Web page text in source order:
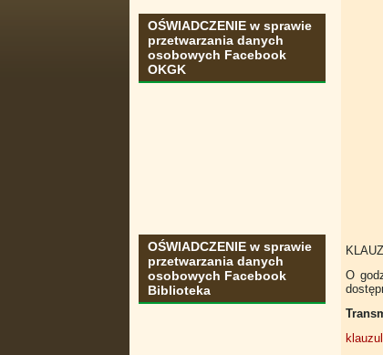
OŚWIADCZENIE w sprawie
przetwarzania danych
osobowych Facebook
OKGK
OŚWIADCZENIE w sprawie
przetwarzania danych
osobowych Facebook
Biblioteka
O